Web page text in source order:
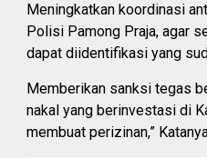
Meningkatkan koordinasi
Polisi Pamong Praja, agar
dapat diidentifikasi yang
Memberikan sanksi tegas
nakal yang berinvestasi di
membuat perizinan,”